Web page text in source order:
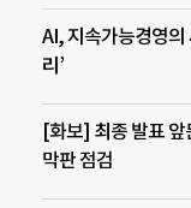
AI, 지속가능경영
리’
[화보] 최종 발표 앞
막판 점검